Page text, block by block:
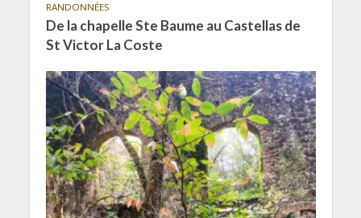
RANDONNÉES
De la chapelle Ste Baume au Castellas de
St Victor La Coste